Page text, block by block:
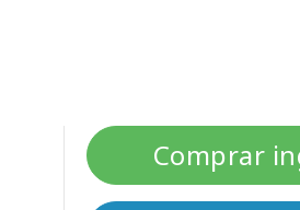
Comprar